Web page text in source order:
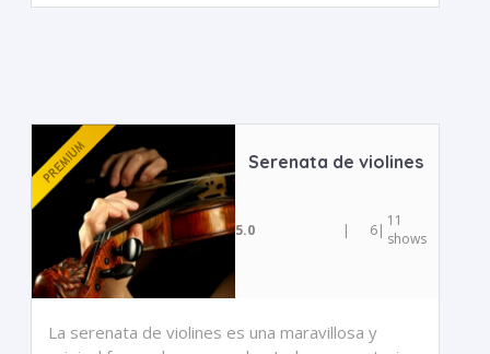
Serenata de violines
5.0 | 6| 11
shows
La serenata de violines es una maravillosa y